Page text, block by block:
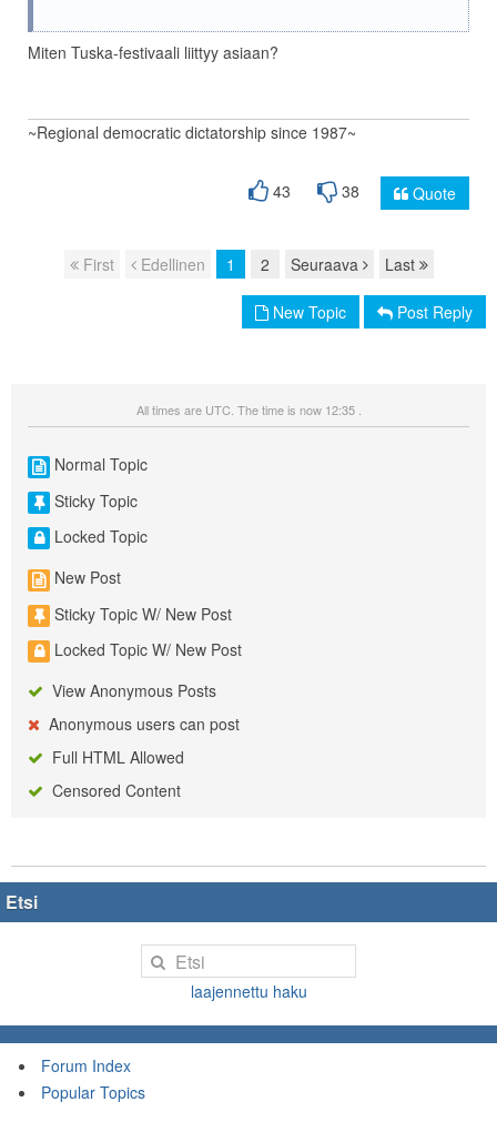
Miten Tuska-festivaali liittyy asiaan?
~Regional democratic dictatorship since 1987~
43 38 Quote
Page navigation
First Edellinen 1 2 Seuraava Last
New Topic Post Reply
All times are UTC. The time is now 12:35 .
Normal Topic
Sticky Topic
Locked Topic
New Post
Sticky Topic W/ New Post
Locked Topic W/ New Post
View Anonymous Posts
Anonymous users can post
Full HTML Allowed
Censored Content
Etsi
laajennettu haku
Forum Index
Popular Topics